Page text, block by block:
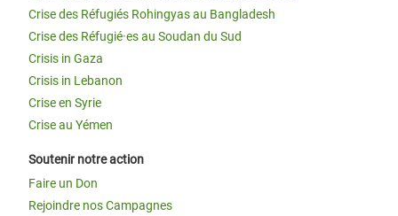
Crise des Réfugiés Rohingyas au Bangladesh
Crise des Réfugié·es au Soudan du Sud
Crisis in Gaza
Crisis in Lebanon
Crise en Syrie
Crise au Yémen
Soutenir notre action
Faire un Don
Rejoindre nos Campagnes